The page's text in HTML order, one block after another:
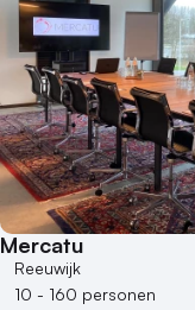
Mercatu
Reeuwijk
10 - 160 personen